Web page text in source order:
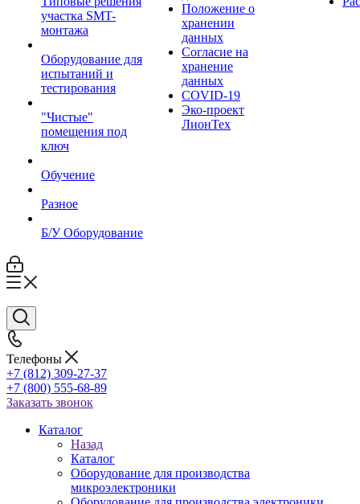
участка SMT-
монтажа
Оборудование для
испытаний и
тестирования
"Чистые"
помещения под
ключ
Обучение
Разное
Б/У Оборудование
Положение о
хранении
данных
Согласие на
хранение
данных
COVID-19
Эко-проект
ЛионТех
Телефоны
+7 (812) 309-27-37
+7 (800) 555-68-89
Заказать звонок
Каталог
Назад
Каталог
Оборудование для производства
микроэлектроники